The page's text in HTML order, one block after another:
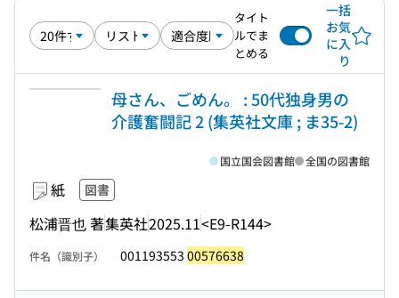
タイト
ルでま
とめる
一括
お気
に入
り
母さん、ごめん。 : 50代独身男の
介護奮闘記 2 (集英社文庫 ; ま35-2)
紙 図書
松浦晋也 著集英社2025.11<E9-R144>
国立国会図書館 全国の図書館
件名（識別子） 001193553 00576638